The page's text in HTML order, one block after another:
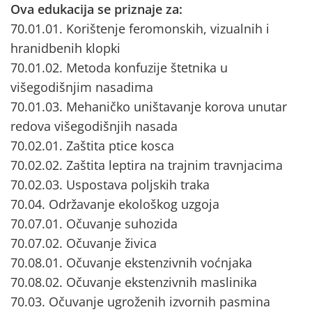
Ova edukacija se priznaje za:
70.01.01. Korištenje feromonskih, vizualnih i
hranidbenih klopki
70.01.02. Metoda konfuzije štetnika u
višegodišnjim nasadima
70.01.03. Mehaničko uništavanje korova unutar
redova višegodišnjih nasada
70.02.01. Zaštita ptice kosca
70.02.02. Zaštita leptira na trajnim travnjacima
70.02.03. Uspostava poljskih traka
70.04. Održavanje ekološkog uzgoja
70.07.01. Očuvanje suhozida
70.07.02. Očuvanje živica
70.08.01. Očuvanje ekstenzivnih voćnjaka
70.08.02. Očuvanje ekstenzivnih maslinika
70.03. Očuvanje ugroženih izvornih pasmina